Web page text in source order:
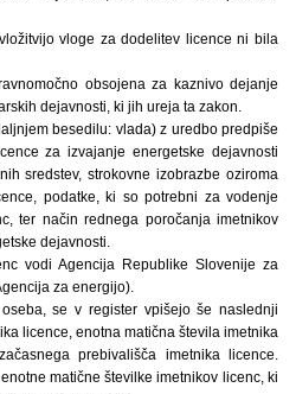
vloge za dodelitev licence ni bila
obsojena za kaznivo dejanje
dejavnosti, ki jih ureja ta zakon.
besedilu: vlada) z uredbo predpiše
za izvajanje energetske dejavnosti
sredstev, strokovne izobrazbe oziroma
podatke, ki so potrebni za vodenje
ter način rednega poročanja imetnikov
dejavnosti.
vodi Agencija Republike Slovenije za
za energijo).
se v register vpišejo še naslednji
licence, enotna matična števila imetnika
prebivališča imetnika licence.
matične številke imetnikov licenc, ki